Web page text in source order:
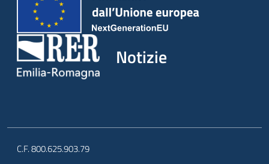
Notizie
C.F. 800.625.903.79